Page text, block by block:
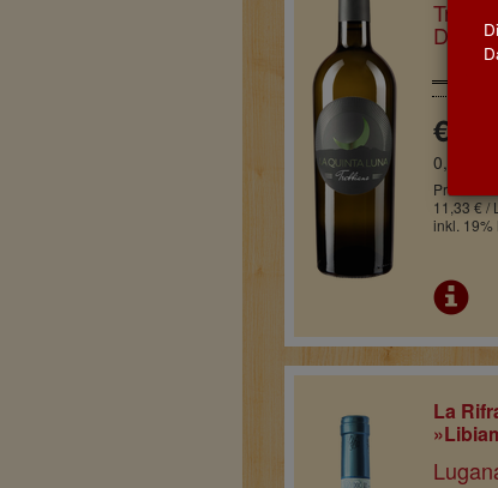
DOP
€ 8,50
0,75l
Pro
11,33 € /
inkl. 19%
La